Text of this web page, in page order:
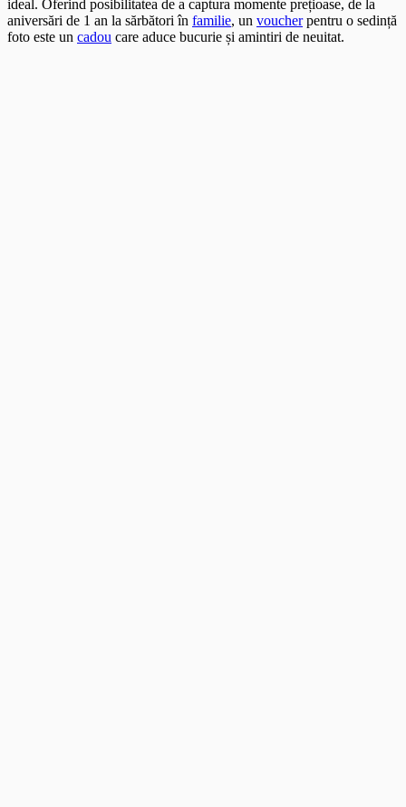
ideal. Oferind posibilitatea de a captura momente prețioase, de la
aniversări de 1 an la sărbători în familie, un voucherpentru o sedință
foto este un cadou care aduce bucurie și amintiri de neuitat.